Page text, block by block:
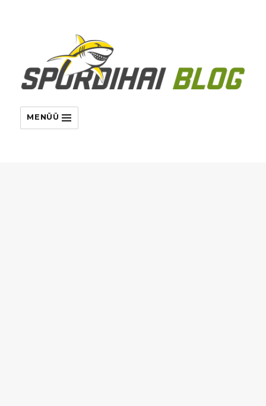
MENÜÜ